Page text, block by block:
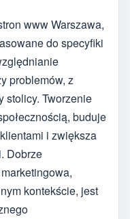
www Warszawa,
do specyfiki
problemów, z
stolicy. Tworzenie
buduje
i zwiększa
Dobrze
kontekście, jest